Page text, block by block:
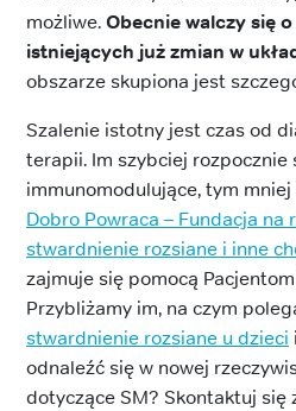
możliwe.Obecnie walczy się
istniejących już zmian w
obszarze skupiona jest
Szalenie istotny jest czas od
terapii. Im szybciej rozpocznie
immunomodulujące, tym
Dobro Powraca – Fundacja na
stwardnienie rozsiane i inne
zajmuje się pomocą
Przybliżamy im, na czym
stwardnienie rozsiane u dzieci
odnaleźć się w nowej
dotyczące SM? Skontaktuj się